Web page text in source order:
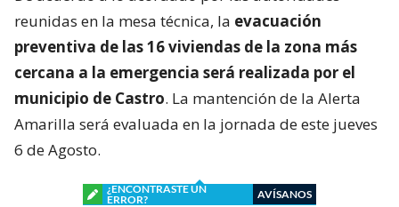
reunidas en la mesa técnica, la evacuación
preventiva de las 16 viviendas de la zona más
cercana a la emergencia será realizada por el
municipio de Castro. La mantención de la Alerta
Amarilla será evaluada en la jornada de este jueves
6 de Agosto.
¿ENCONTRASTE UN
ERROR?
AVÍSANOS